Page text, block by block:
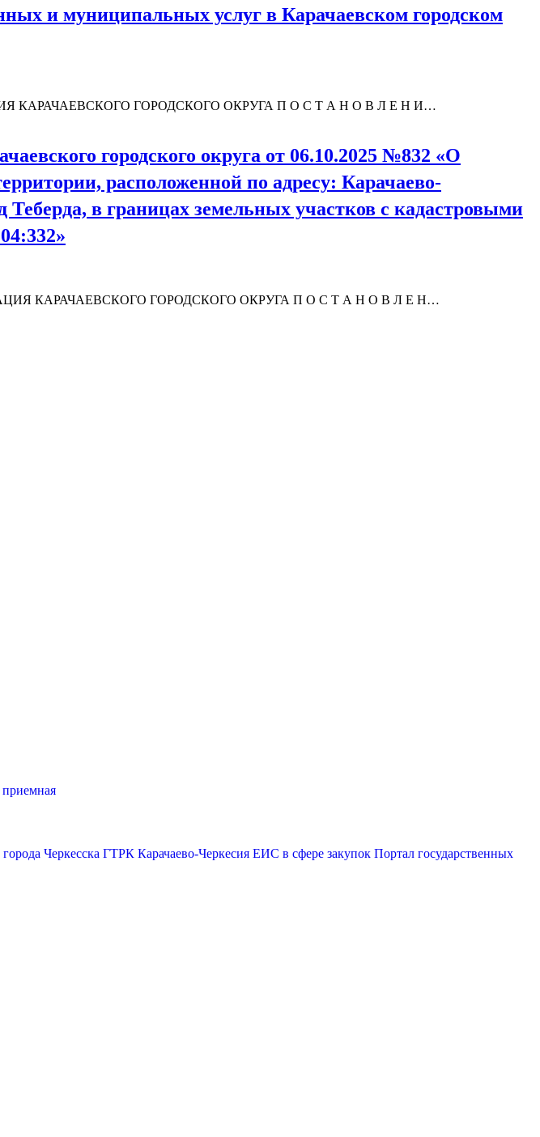
и муниципальных услуг в Карачаевском городском
ГОРОДСКОГО ОКРУГА П О С Т А Н О В Л Е Н И…
городского округа от 06.10.2025 №832 «О
расположенной по адресу: Карачаево-
Теберда, в границах земельных участков с кадастровыми
КАРАЧАЕВСКОГО ГОРОДСКОГО ОКРУГА П О С Т А Н О В Л Е Н…
приемная
Черкесска ГТРК Карачаево-Черкесия ЕИС в сфере закупок Портал государственных